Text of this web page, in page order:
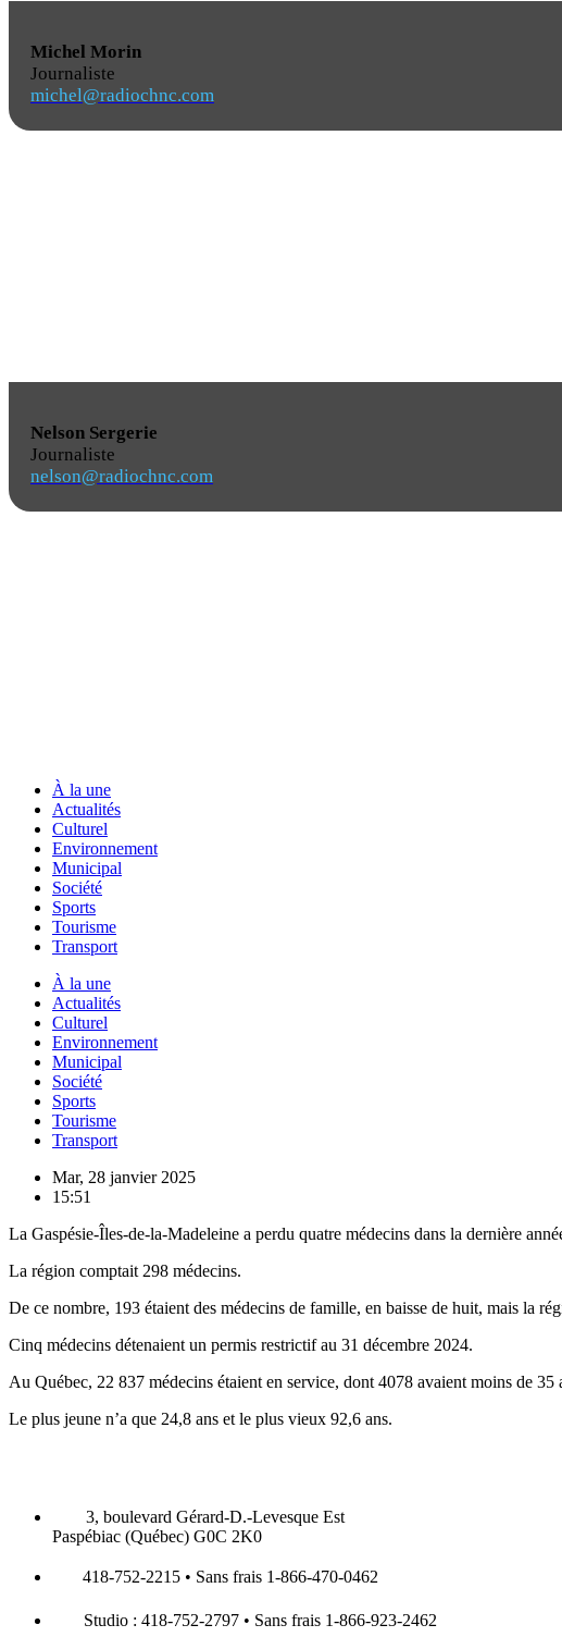
Michel Morin
Journaliste
michel@radiochnc.com
Nelson Sergerie
Journaliste
nelson@radiochnc.com
À la une
Actualités
Culturel
Environnement
Municipal
Société
Sports
Tourisme
Transport
À la une
Actualités
Culturel
Environnement
Municipal
Société
Sports
Tourisme
Transport
Mar, 28 janvier 2025
15:51
La Gaspésie-Îles-de-la-Madeleine a perdu quatre médecins dans la dernière
La région comptait 298 médecins.
De ce nombre, 193 étaient des médecins de famille, en baisse de huit, mais la
Cinq médecins détenaient un permis restrictif au 31 décembre 2024.
Au Québec, 22 837 médecins étaient en service, dont 4078 avaient moins de
Le plus jeune n’a que 24,8 ans et le plus vieux 92,6 ans.
3, boulevard Gérard-D.-Levesque Est
Paspébiac (Québec) G0C 2K0
418-752-2215 • Sans frais 1-866-470-0462
Studio : 418-752-2797 • Sans frais 1-866-923-2462